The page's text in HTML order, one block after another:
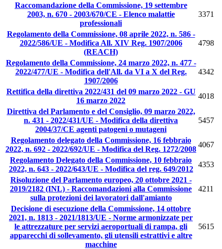
Raccomandazione della Commissione, 19 settembre
2003, n. 670 - 2003/670/CE - Elenco malattie
professionali
3371
Regolamento della Commissione, 08 aprile 2022, n. 586 -
2022/586/UE - Modifica All. XIV Reg. 1907/2006
(REACH)
4798
Regolamento della Commissione, 24 marzo 2022, n. 477 -
2022/477/UE - Modifica dell'All. da VI a X del Reg.
1907/2006
4342
Rettifica della direttiva 2022/431 del 09 marzo 2022 - GU
16 marzo 2022
4018
Direttiva del Parlamento e del Consiglio, 09 marzo 2022,
n. 431 - 2022/431/UE - Modifica della direttiva
2004/37/CE agenti patogeni o mutageni
5457
Regolamento delegato della Commissione, 16 febbraio
2022, n. 692 - 2022/692/UE - Modifica del Reg. 1272/2008
4067
Regolamento Delegato della Commissione, 10 febbraio
2022, n. 643 - 2022/643/UE - Modifica del reg. 649/2012
4353
Risoluzione del Parlamento europeo, 20 ottobre 2021 -
2019/2182 (INL) - Raccomandazioni alla Commissione
sulla protezioni dei lavoratori dall'amianto
4211
Decisione di esecuzione della Commissione, 14 ottobre
2021, n. 1813 - 2021/1813/UE - Norme armonizzate per
le attrezzature per servizi aeroportuali di rampa, gli
apparecchi di sollevamento, gli utensili estrattivi e altre
macchine
5615